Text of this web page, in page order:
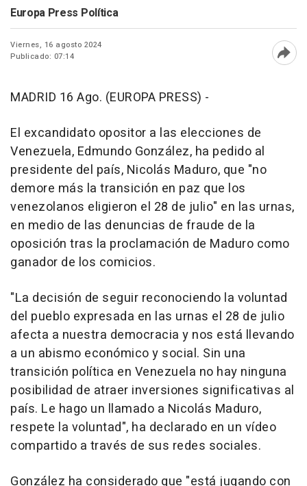
Europa Press Política
Viernes, 16 agosto 2024
Publicado: 07:14
MADRID 16 Ago. (EUROPA PRESS) -
El excandidato opositor a las elecciones de
Venezuela, Edmundo González, ha pedido al
presidente del país, Nicolás Maduro, que "no
demore más la transición en paz que los
venezolanos eligieron el 28 de julio" en las urnas,
en medio de las denuncias de fraude de la
oposición tras la proclamación de Maduro como
ganador de los comicios.
"La decisión de seguir reconociendo la voluntad
del pueblo expresada en las urnas el 28 de julio
afecta a nuestra democracia y nos está llevando
a un abismo económico y social. Sin una
transición política en Venezuela no hay ninguna
posibilidad de atraer inversiones significativas al
país. Le hago un llamado a Nicolás Maduro,
respete la voluntad", ha declarado en un vídeo
compartido a través de sus redes sociales.
González ha considerado que "está jugando con